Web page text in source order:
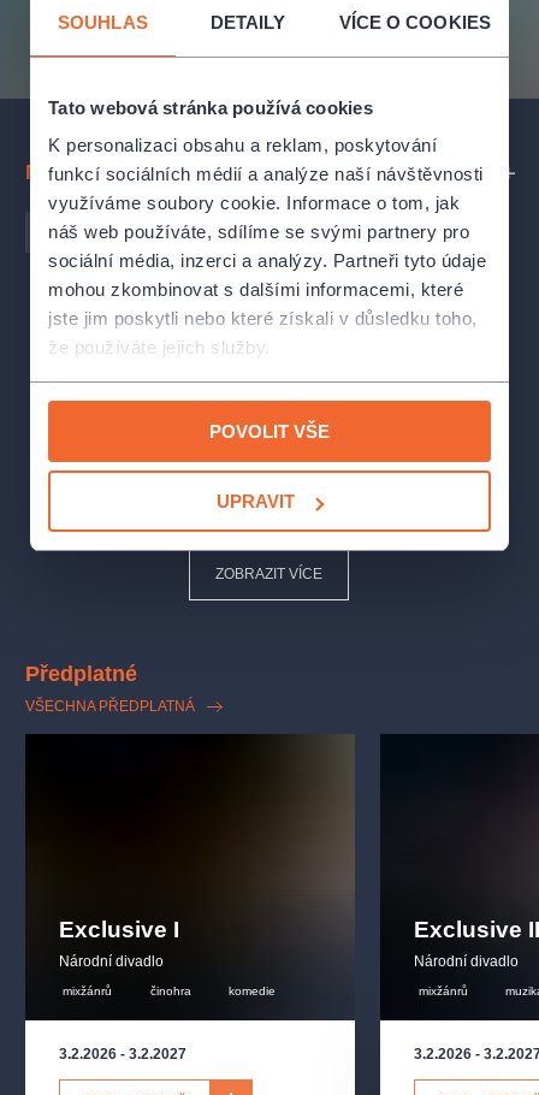
SOUHLAS DETAILY VÍCE O COOKIES
Tato webová stránka používá cookies
K personalizaci obsahu a reklam, poskytování
funkcí sociálních médií a analýze naší návštěvnosti
využíváme soubory cookie. Informace o tom, jak
náš web používáte, sdílíme se svými partnery pro
sociální média, inzerci a analýzy. Partneři tyto údaje
mohou zkombinovat s dalšími informacemi, které
jste jim poskytli nebo které získali v důsledku toho,
že používáte jejich služby.
POVOLIT VŠE
UPRAVIT
Nejbližší akce
PRAHA BRNO OSTRAVA
ZOBRAZIT VÍCE
Předplatné
VŠECHNA PŘEDPLATNÁ
Exclusive I
Národní divadlo
mixžánrů činohra komedie
3.2.2026 - 3.2.2027
Exclusive
Národní divadlo
mixžánrů
3.2.2026 -